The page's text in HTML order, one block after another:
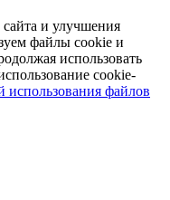
и улучшения
файлы cookie и
использовать
cookie-
использования файлов